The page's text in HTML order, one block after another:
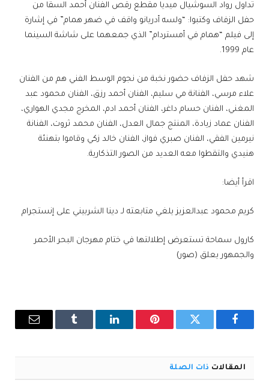
تداول رواد السوشيال ميديا مقطع رقص الفنان أحمد السقا من
حفل الزفاف وكتبوا: “ولسه أدريانو واقف في ضهر همام” في إشارة
إلى فيلم “همام في أمستردام” الذي جمعهما على شاشة السينما
عام 1999.
شهد حفل الزفاف حضور نخبة من نجوم الوسط الفني هم من الفنان
علاء مرسي، الفنانة مي سليم، الفنان أحمد رزق، الفنان محمود عبد
المغني، الفنان حسام داغر، الفنان أحمد ادم، المخرج مجدي الهواري،
الفنان عماد زيادة، المنتج جمال العدل، الفنان محمد ثروت، الفنانة
نيرمين الفقي، الفنان صبري فواز، الفنان خالد زكي وقاموا بتهنئة
هنيدي والتقطوا معه العديد من الصور التذكارية.
اقرأ أيضا:
كريم محمود عبدالعزيز يلغي متابعته لـ دينا الشربيني على إنستجرام
كارول سماحة تستعرض إطلالتها في ختام مهرجان البحر الأحمر
والجمهور يعلق (صور)
فيسبوك تويتر بينتيريستلينكدإن Tumblr
البريد
المقالات ذات الصلة